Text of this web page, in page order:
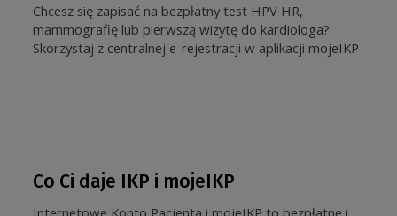
Chcesz się zapisać na bezpłatny test HPV HR,
mammografię lub pierwszą wizytę do kardiologa?
Skorzystaj z centralnej e-rejestracji w aplikacji mojeIKP
Co Ci daje IKP i mojeIKP
Internetowe Konto Pacjenta i mojeIKP to bezpłatne i